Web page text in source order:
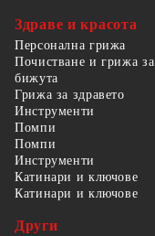
Здраве и красота
Персонална грижа
Почистване и грижа за
бижута
Грижа за здравето
Инструменти
Помпи
Помпи
Инструменти
Катинари и ключове
Катинари и ключове
Други